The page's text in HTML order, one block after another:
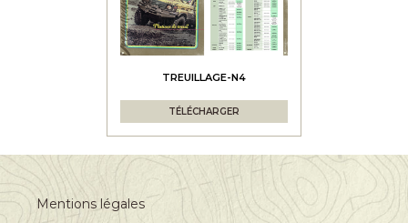
TREUILLAGE-N4
TÉLÉCHARGER
Mentions légales